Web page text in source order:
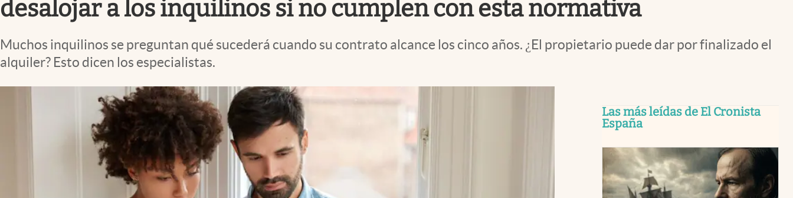
desalojar a los inquilinos si no cumplen con esta normativa
Muchos inquilinos se preguntan qué sucederá cuando su contrato alcance los cinco años. ¿El propietario puede dar por finalizado el
alquiler? Esto dicen los especialistas.
Las más leídas de El Cronista
España